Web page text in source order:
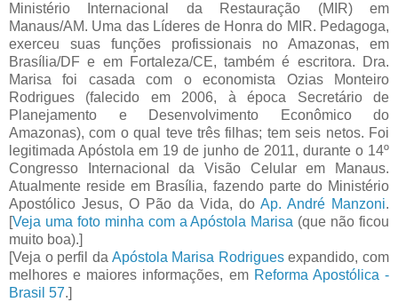
Ministério Internacional da Restauração (MIR) em
Manaus/AM. Uma das Líderes de Honra do MIR. Pedagoga,
exerceu suas funções profissionais no Amazonas, em
Brasília/DF e em Fortaleza/CE, também é escritora. Dra.
Marisa foi casada com o economista Ozias Monteiro
Rodrigues (falecido em 2006, à época Secretário de
Planejamento e Desenvolvimento Econômico do
Amazonas), com o qual teve três filhas; tem seis netos. Foi
legitimada Apóstola em 19 de junho de 2011, durante o 14º
Congresso Internacional da Visão Celular em Manaus.
Atualmente reside em Brasília, fazendo parte do Ministério
Apostólico Jesus, O Pão da Vida, do Ap. André Manzoni.
[Veja uma foto minha com a Apóstola Marisa (que não ficou
muito boa).]
[Veja o perfil da Apóstola Marisa Rodriguesexpandido, com
melhores e maiores informações, em Reforma Apostólica -
Brasil 57.]